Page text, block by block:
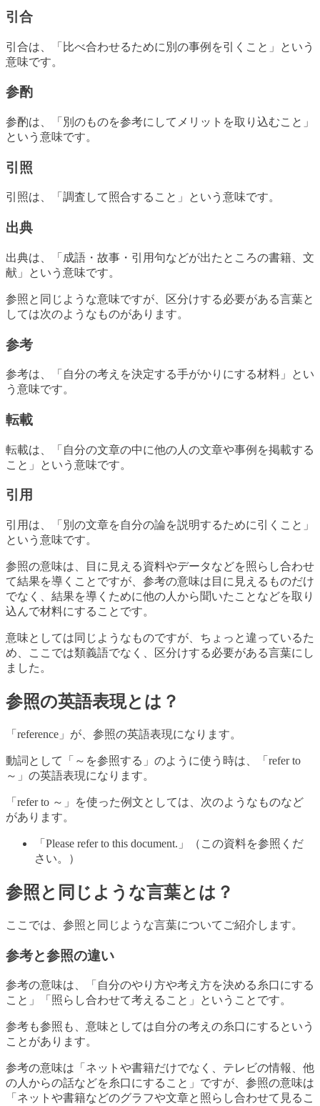
引合
引合は、「比べ合わせるために別の事例を引くこと」という
意味です。
参酌
参酌は、「別のものを参考にしてメリットを取り込むこと」
という意味です。
引照
引照は、「調査して照合すること」という意味です。
出典
出典は、「成語・故事・引用句などが出たところの書籍、文
献」という意味です。
参照と同じような意味ですが、区分けする必要がある言葉と
しては次のようなものがあります。
参考
参考は、「自分の考えを決定する手がかりにする材料」とい
う意味です。
転載
転載は、「自分の文章の中に他の人の文章や事例を掲載する
こと」という意味です。
引用
引用は、「別の文章を自分の論を説明するために引くこと」
という意味です。
参照の意味は、目に見える資料やデータなどを照らし合わせ
て結果を導くことですが、参考の意味は目に見えるものだけ
でなく、結果を導くために他の人から聞いたことなどを取り
込んで材料にすることです。
意味としては同じようなものですが、ちょっと違っているた
め、ここでは類義語でなく、区分けする必要がある言葉にし
ました。
参照の英語表現とは？
「reference」が、参照の英語表現になります。
動詞として「～を参照する」のように使う時は、「refer to
～」の英語表現になります。
「refer to ～」を使った例文としては、次のようなものなど
があります。
「Please refer to this document.」（この資料を参照くだ
さい。）
参照と同じような言葉とは？
ここでは、参照と同じような言葉についてご紹介します。
参考と参照の違い
参考の意味は、「自分のやり方や考え方を決める糸口にする
こと」「照らし合わせて考えること」ということです。
参考も参照も、意味としては自分の考えの糸口にするという
ことがあります。
参考の意味は「ネットや書籍だけでなく、テレビの情報、他
の人からの話などを糸口にすること」ですが、参照の意味は
「ネットや書籍などのグラフや文章と照らし合わせて見るこ